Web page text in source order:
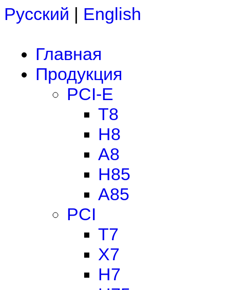
Русский | English
Главная
Продукция
PCI-E
T8
H8
A8
H85
A85
PCI
T7
X7
H7